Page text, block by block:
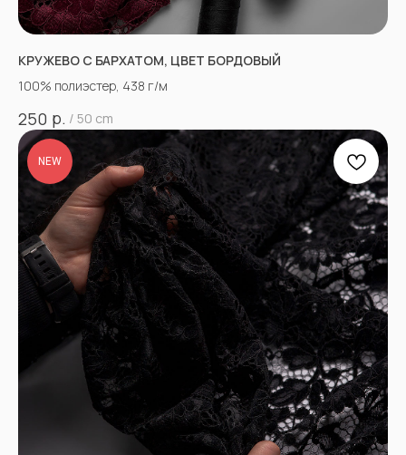
КРУЖЕВО С БАРХАТОМ, ЦВЕТ БОРДОВЫЙ
100% полиэстер, 438 г/м
250 р. / 50 cm
NEW